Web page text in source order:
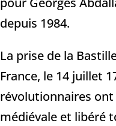
depuis 1984.
La prise de la
France, le 14 juillet
révolutionnaires ont
médiévale et libéré